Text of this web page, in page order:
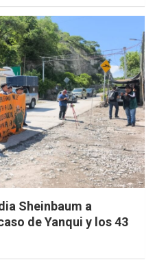
Sheinbaum a
de Yanqui y los 43